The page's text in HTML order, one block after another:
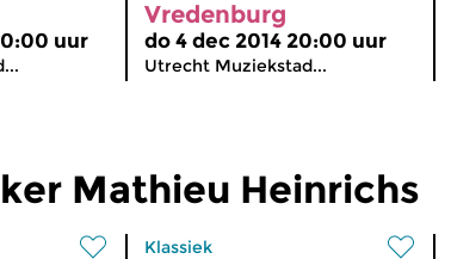
uur
Vredenburg
do 4 dec 2014 20:00 uur
Utrecht Muziekstad...
Mathieu Heinrichs
Klassiek